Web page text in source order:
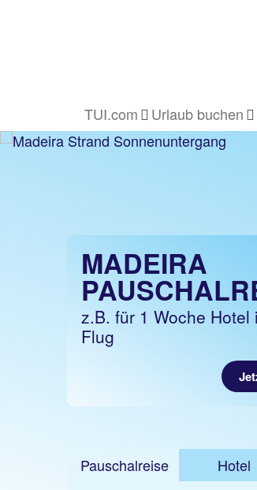
TUI.com Urlaub buchen
MADEIRA
z.B. für 1 Woche Hotel
Flug
Pauschalreise Hotel